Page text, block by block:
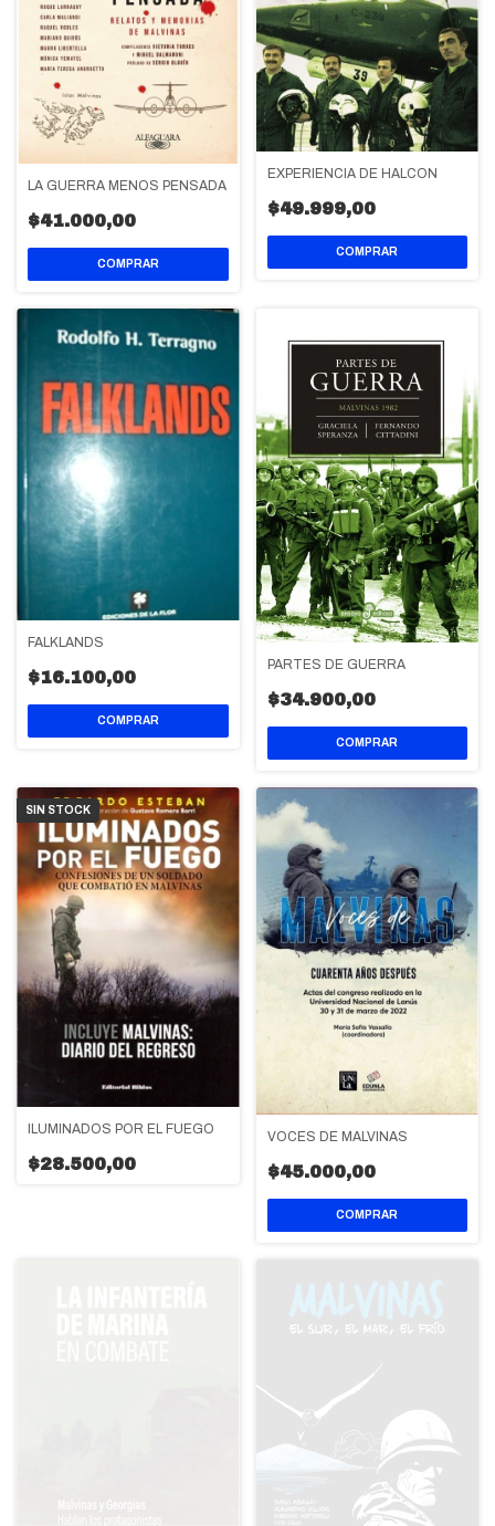
LA GUERRA MENOS PENSADA
$41.000,00
EXPERIENCIA DE HALCON
$49.999,00
FALKLANDS
$16.100,00
PARTES DE GUERRA
$34.900,00
SIN STOCK
ILUMINADOS POR EL FUEGO
$28.500,00
VOCES DE MALVINAS
$45.000,00